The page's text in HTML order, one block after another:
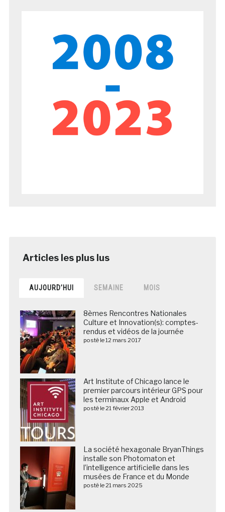
AUJOURD’HUI SEMAINE MOIS
8èmes Rencontres Nationales
Culture et Innovation(s): comptes-
rendus et vidéos de la journée
posté le 12 mars 2017
Art Institute of Chicago lance le
premier parcours intérieur GPS pour
les terminaux Apple et Android
posté le 21 février 2013
La société hexagonale BryanThings
installe son Photomaton et
l’intelligence artificielle dans les
musées de France et du Monde
posté le 21 mars 2025